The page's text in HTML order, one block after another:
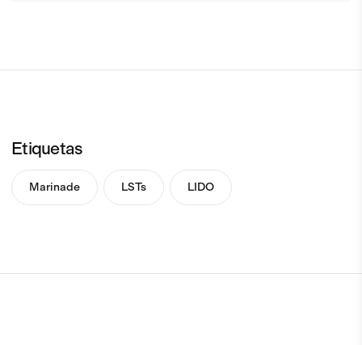
Etiquetas
Marinade LSTs LIDO